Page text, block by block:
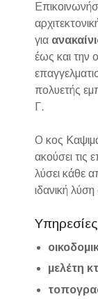
για
έως και την
πολυετής
Γ.
Ο κος
ακούσει τις
λύσει κάθε
ιδανική
μελέτη